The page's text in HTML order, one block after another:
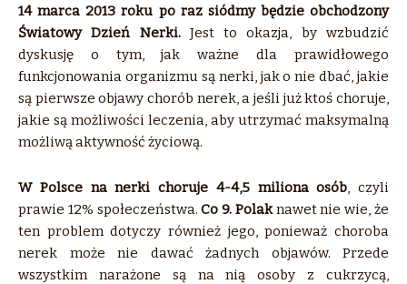
14 marca 2013 roku po raz siódmy będzie obchodzony
Światowy Dzień Nerki.Jest to okazja, by wzbudzić
dyskusję o tym, jak ważne dla prawidłowego
funkcjonowania organizmu są nerki, jak o nie dbać, jakie
są pierwsze objawy chorób nerek, a jeśli już ktoś choruje,
jakie są możliwości leczenia, aby utrzymać maksymalną
możliwą aktywność życiową.
W Polsce na nerki choruje 4-4,5 miliona osób, czyli
prawie 12% społeczeństwa.Co 9. Polaknawet nie wie, że
ten problem dotyczy również jego, ponieważ choroba
nerek może nie dawać żadnych objawów. Przede
wszystkim narażone są na nią osoby z cukrzycą,